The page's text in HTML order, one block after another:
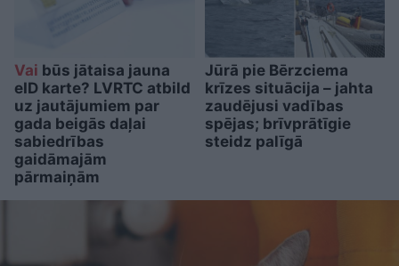
Vai būs jātaisa jauna
eID karte? LVRTC atbild
uz jautājumiem par
gada beigās daļai
sabiedrības
gaidāmajām
pārmaiņām
Jūrā pie Bērzciema
krīzes situācija – jahta
zaudējusi vadības
spējas; brīvprātīgie
steidz palīgā